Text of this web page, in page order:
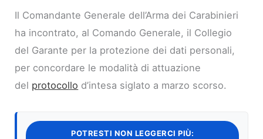
Il Comandante Generale dell’Arma dei Carabinieri
ha incontrato, al Comando Generale, il Collegio
del Garante per la protezione dei dati personali,
per concordare le modalità di attuazione
del protocollo d’intesa siglato a marzo scorso.
POTRESTI NON LEGGERCI PIÙ: